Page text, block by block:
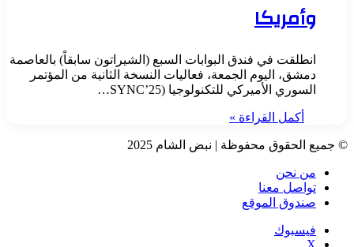
وأمريكا
انطلقت في فندق البوابات السبع (الشيراتون سابقاً) بالعاصمة
دمشق، اليوم الجمعة، فعاليات النسخة الثانية من المؤتمر
السوري الأميركي للتكنولوجيا (SYNC’25…
أكمل القراءة »
© جميع الحقوق محفوظة | نبض الشام 2025
من نحن
تواصل معنا
صندوق الموقع
فيسبوك
‫X